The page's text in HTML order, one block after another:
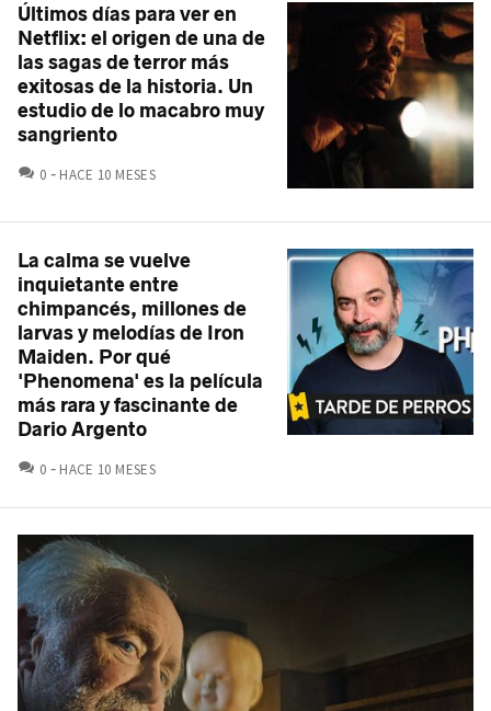
Últimos días para ver en
Netflix: el origen de una de
las sagas de terror más
exitosas de la historia. Un
estudio de lo macabro muy
sangriento
0 COMENTARIOS
HACE 10 MESES
La calma se vuelve
inquietante entre
chimpancés, millones de
larvas y melodías de Iron
Maiden. Por qué
'Phenomena' es la película
más rara y fascinante de
Dario Argento
0 COMENTARIOS
HACE 10 MESES